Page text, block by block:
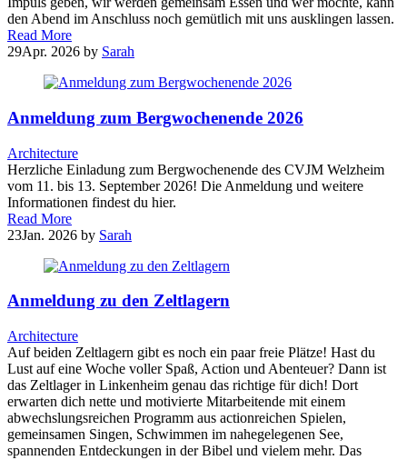
den Abend im Anschluss noch gemütlich mit uns ausklingen lassen.
Read More
29Apr. 2026 by Sarah
Anmeldung zum Bergwochenende 2026
Architecture
Herzliche Einladung zum Bergwochenende des CVJM Welzheim
vom 11. bis 13. September 2026! Die Anmeldung und weitere
Informationen findest du hier.
Read More
23Jan. 2026 by Sarah
Anmeldung zu den Zeltlagern
Architecture
Auf beiden Zeltlagern gibt es noch ein paar freie Plätze! Hast du
Lust auf eine Woche voller Spaß, Action und Abenteuer? Dann ist
das Zeltlager in Linkenheim genau das richtige für dich! Dort
erwarten dich nette und motivierte Mitarbeitende mit einem
abwechslungsreichen Programm aus actionreichen Spielen,
gemeinsamen Singen, Schwimmen im nahegelegenen See,
spannenden Entdeckungen in der Bibel und vielem mehr. Das